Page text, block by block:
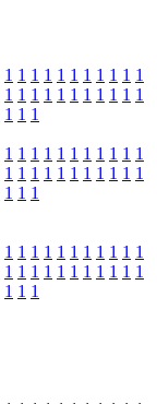
1 1 1 1 1 1 1 1 1 1 1
1 1 1 1 1 1 1 1 1 1 1
1 1 1
1 1 1 1 1 1 1 1 1 1 1
1 1 1 1 1 1 1 1 1 1 1
1 1 1
1 1 1 1 1 1 1 1 1 1 1
1 1 1 1 1 1 1 1 1 1 1
1 1 1